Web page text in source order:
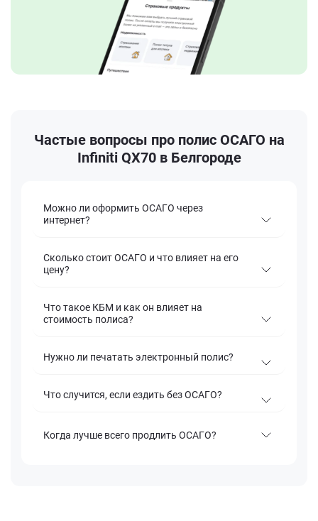
Частые вопросы про полис ОСАГО на
Infiniti QX70 в Белгороде
Можно ли оформить ОСАГО через
интернет?
Сколько стоит ОСАГО и что влияет на его
цену?
Что такое КБМ и как он влияет на
стоимость полиса?
Нужно ли печатать электронный полис?
Что случится, если ездить без ОСАГО?
Когда лучше всего продлить ОСАГО?